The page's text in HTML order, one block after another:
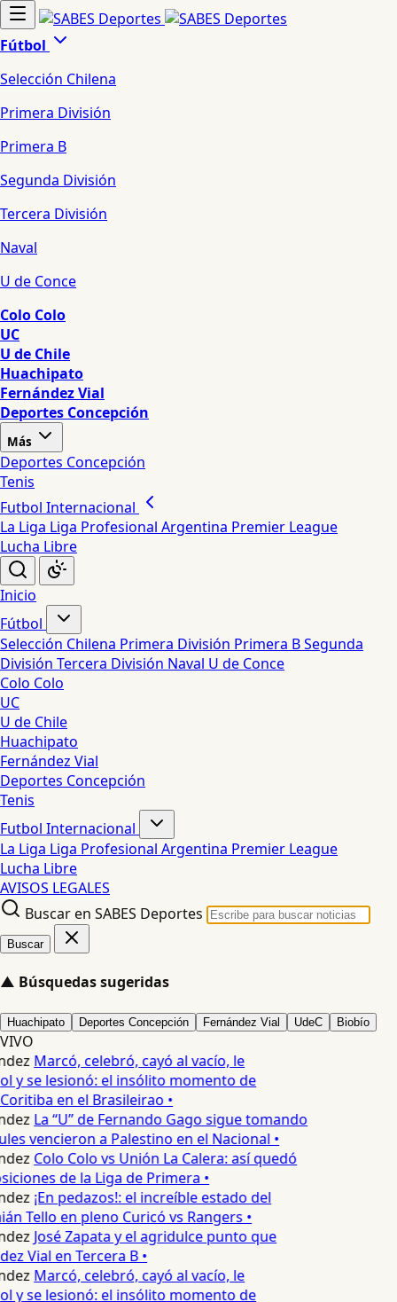
Fútbol
Selección Chilena
Primera División
Primera B
Segunda División
Tercera División
Naval
U de Conce
Colo Colo
UC
U de Chile
Huachipato
Fernández Vial
Deportes Concepción
Más
Deportes Concepción
Tenis
Futbol Internacional
La Liga Liga Profesional Argentina Premier League
Lucha Libre
Inicio
Fútbol
Selección Chilena Primera División Primera BSegunda
División Tercera División Naval U de Conce
Colo Colo
UC
U de Chile
Huachipato
Fernández Vial
Deportes Concepción
Tenis
Futbol Internacional
La Liga Liga Profesional Argentina Premier League
Lucha Libre
AVISOS LEGALES
Buscar en SABES Deportes
Buscar
▲ Búsquedas sugeridas
Huachipato Deportes Concepción Fernández Vial UdeC Biobío
VIVO
Marcó, celebró, cayó al vacío, le
y se lesionó: el insólito momento de
en el Brasileirao •
La “U” de Fernando Gago sigue tomando
vencieron a Palestino en el Nacional •
Colo Colo vs Unión La Calera: así quedó
de la Liga de Primera •
¡En pedazos!: el increíble estado del
Tello en pleno Curicó vs Rangers •
José Zapata y el agridulce punto que
Vial en Tercera B •
Marcó, celebró, cayó al vacío, le
y se lesionó: el insólito momento de